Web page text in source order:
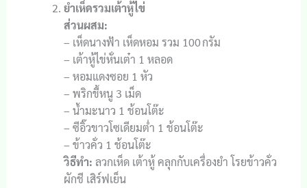
ยำเห็ดรวมเต้าหู้ไข่
ส่วนผสม:
– เห็ดนางฟ้า เห็ดหอม รวม 100 กรัม
– เต้าหู้ไข่หั่นเต๋า 1 หลอด
– หอมแดงซอย 1 หัว
– พริกขี้หนู 3 เม็ด
– น้ำมะนาว 1 ช้อนโต๊ะ
– ซีอิ๊วขาวโซเดียมต่ำ 1 ช้อนโต๊ะ
– ข้าวคั่ว 1 ช้อนโต๊ะ
วิธีทำ: ลวกเห็ด เต้าหู้ คลุกกับเครื่องยำ โรยข้าวคั่ว
ผักชี เสิร์ฟเย็น